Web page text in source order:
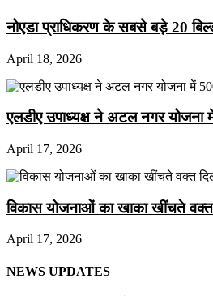
नोएडा प्राधिकरण के सबसे बड़े 20
April 18, 2026
एलडीए उपाध्यक्ष ने अटल नगर योजना में
April 17, 2026
विकास योजनाओं का खाका खींचते वक्त
April 17, 2026
NEWS UPDATES